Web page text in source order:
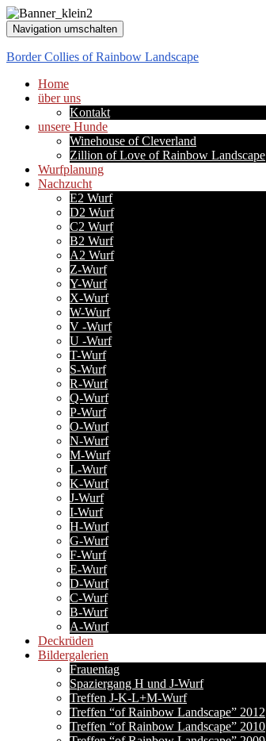
Navigation umschalten
Border Collies of Rainbow Landscape
Home
über uns
Kontakt
unsere Hunde
Winehouse of Cleverland
Zillion of Love of Rainbow Landscape
Wurfplanung
Nachzucht
E2 Wurf
D2 Wurf
C2 Wurf
B2 Wurf
A2 Wurf
Z-Wurf
Y-Wurf
X-Wurf
W-Wurf
V -Wurf
U -Wurf
T-Wurf
S-Wurf
R-Wurf
Q-Wurf
P-Wurf
O-Wurf
N-Wurf
M-Wurf
L-Wurf
K-Wurf
J-Wurf
I-Wurf
H-Wurf
G-Wurf
F-Wurf
E-Wurf
D-Wurf
C-Wurf
B-Wurf
A-Wurf
Deckrüden
Bildergalerien
Frauentag
Spaziergang H und J-Wurf
Treffen J-K-L+M-Wurf
Treffen “of Rainbow Landscape” 2012
Treffen “of Rainbow Landscape” 2010